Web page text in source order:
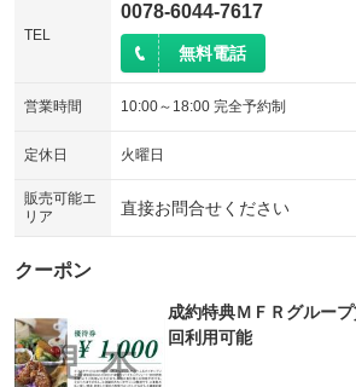
TEL
0078-6044-7617
無料電話
営業時間 10:00～18:00 完全予約制
定休日 火曜日
販売可能エ
リア
直接お問合せください
クーポン
成約特典ＭＦＲグルー
回利用可能